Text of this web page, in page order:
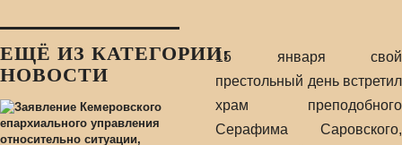
ЕЩЁ ИЗ КАТЕГОРИИ:
НОВОСТИ
15 января свой
престольный день встретил
храм преподобного
Серафима Саровского,